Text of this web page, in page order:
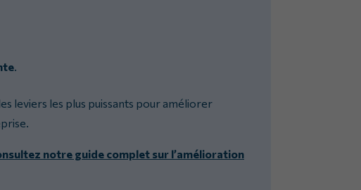
leviers les plus puissants pour améliorer
notre guide complet sur l’amélioration